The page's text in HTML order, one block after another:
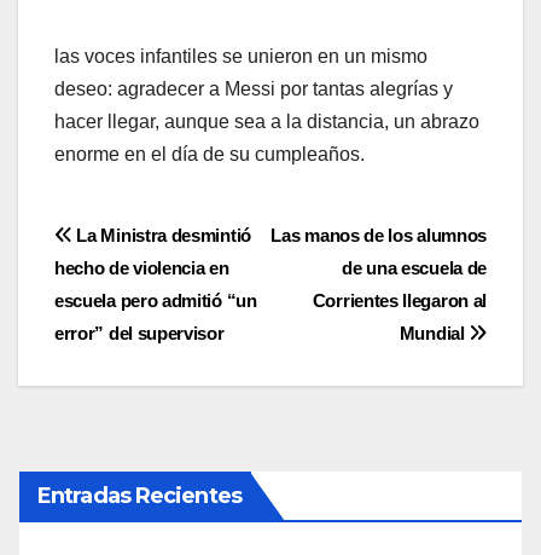
las voces infantiles se unieron en un mismo
deseo: agradecer a Messi por tantas alegrías y
hacer llegar, aunque sea a la distancia, un abrazo
enorme en el día de su cumpleaños.
Navegación
de
entradas
Las manos de los alumnos
de una escuela de
Corrientes llegaron al
Mundial
La Ministra desmintió
hecho de violencia en
escuela pero admitió “un
error” del supervisor
Entradas Recientes